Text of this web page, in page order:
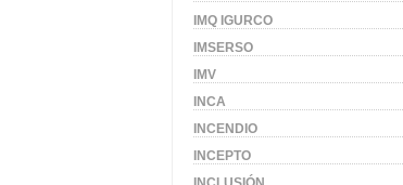
IMQ IGURCO
IMSERSO
IMV
INCA
INCENDIO
INCEPTO